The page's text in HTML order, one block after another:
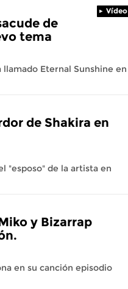
Vídeo
de
tema
Eternal Sunshine en
de Shakira en
"esposo" de la artista en
y Bizarrap
en su canción episodio